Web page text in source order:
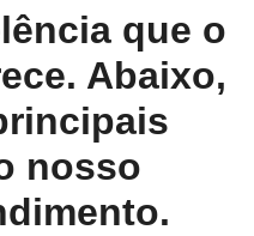
que o
Abaixo,
nosso